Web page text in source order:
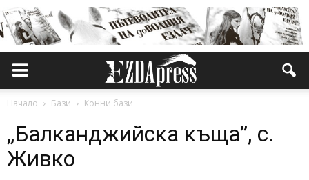
Начало Бази Конни бази
„Балканджийска къща”, с.
Живко